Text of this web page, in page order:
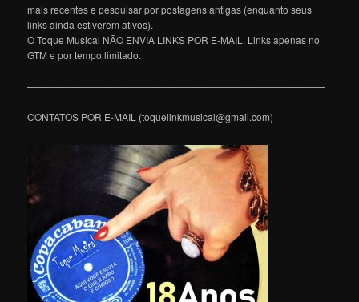
mais recentes e pesquisar por postagens antigas (enquanto seus
links ainda estiverem ativos).
O Toque Musical NÃO ENVIA LINKS POR E-MAIL. Links apenas no
GTM e por tempo limitado.
———————————————————————————————
CONTATOS POR E-MAIL (toquelinkmusical@gmail.com)